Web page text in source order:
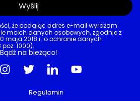
Regulamin
że podając adres e-mail wyrażam
moich danych osobowych, zgodnie z
maja 2018 r. o ochronie danych
1000).
Wyślij
Bądź na bieżąco!